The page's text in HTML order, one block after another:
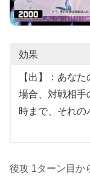
効果
【出】：あな
場合、対戦相手
時まで、それの
後攻 1ターン目か